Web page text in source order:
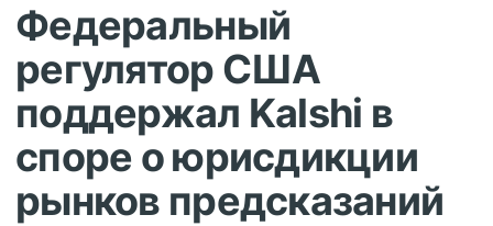
Федеральный
регулятор США
поддержал Kalshi в
споре о юрисдикции
рынков предсказаний